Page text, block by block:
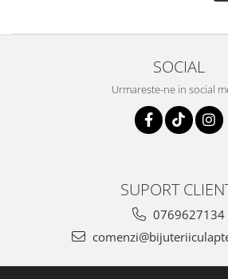
SOCIAL
Urmareste-ne in social
SUPORT
0769627134